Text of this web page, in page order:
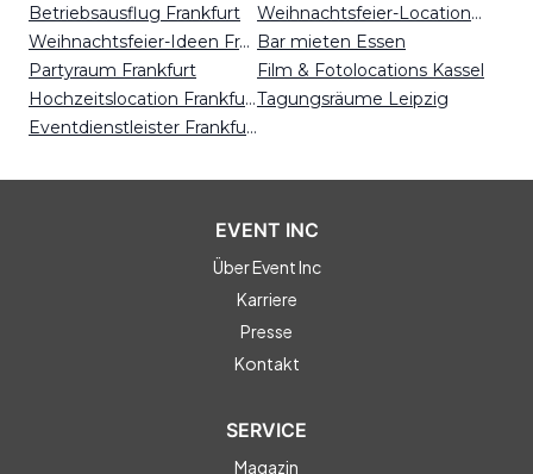
Betriebsausflug Frankfurt
Weihnachtsfeier-Ideen Frankfurt
Partyraum Frankfurt
Hochzeitslocation Frankfurt
Eventdienstleister Frankfurt
Weihnachtsfeier-Locations Karlsruhe
Bar mieten Essen
Film & Fotolocations Kassel
Tagungsräume Leipzig
EVENT INC
Über Event Inc
Karriere
Presse
Kontakt
SERVICE
Magazin